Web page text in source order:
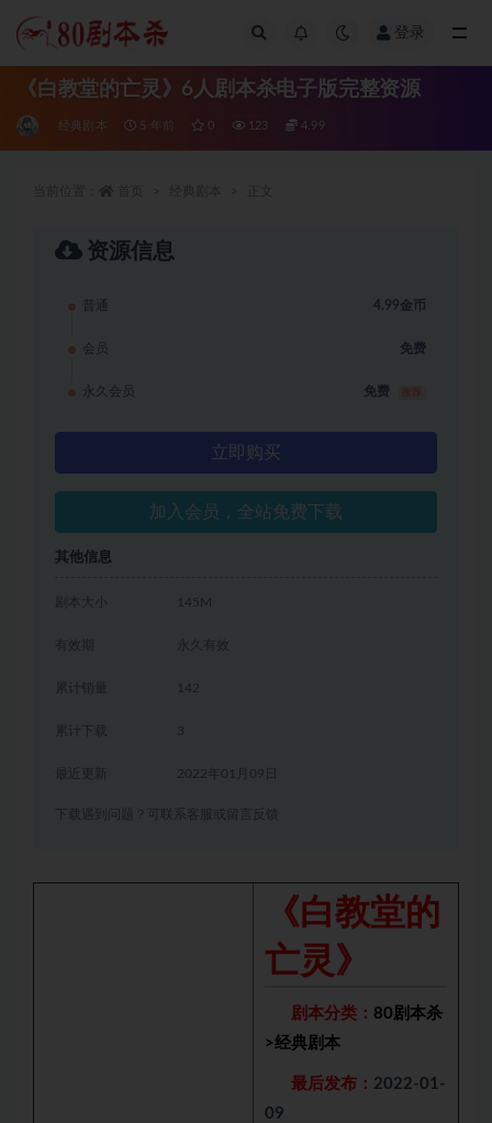
登录
《白教堂的亡灵》6人剧本杀电子版完整资源
经典剧本 5 年前 0 123 4.99
资源信息
普通 4.99金币
会员 免费
永久会员 免费
立即购买
加入会员，全站免费下载
其他信息
剧本大小 145M
有效期 永久有效
累计销量 142
累计下载 3
2022年01月09日
下载遇到问题？可联系客服或留言反馈
《白教堂的
亡灵》
剧本分类： 80剧本杀
>经典剧本
最后发布： 2022-01-
09